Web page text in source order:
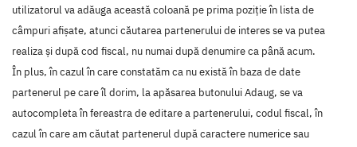
utilizatorul va adăuga această coloană pe prima poziție în lista de
câmpuri afișate, atunci căutarea partenerului de interes se va putea
realiza și după cod fiscal, nu numai după denumire ca până acum.
În plus, în cazul în care constatăm ca nu există în baza de date
partenerul pe care îl dorim, la apăsarea butonului Adaug, se va
autocompleta în fereastra de editare a partenerului, codul fiscal, în
cazul în care am căutat partenerul după caractere numerice sau